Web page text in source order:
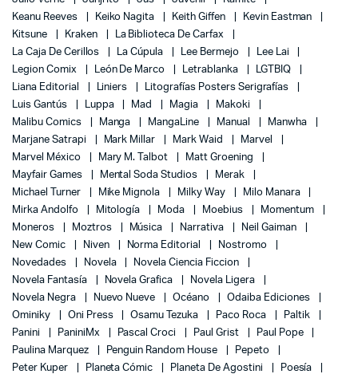
Keanu Reeves
Keiko Nagita Keith Giffen
Kevin Eastman
Kitsune
Kraken
La Biblioteca De Carfax
La Caja De Cerillos
La Cúpula Lee Bermejo
Lee Lai
Legion Comix
León De Marco Letrablanka
LGTBIQ
Liana Editorial
Liniers
Litografías Posters Serigrafías
Luis Gantús
Luppa Mad Magia
Makoki
Malibu Comics
Manga MangaLine Manual
Manwha
Marjane Satrapi
Mark Millar Mark Waid
Marvel
Marvel México
Mary M. Talbot
Matt Groening
Mayfair Games
Mental Soda Studios
Merak
Michael Turner
Mike Mignola Milky Way
Milo Manara
Mirka Andolfo
Mitología Moda Moebius
Momentum
Moneros
Moztros Música Narrativa
Neil Gaiman
New Comic
Niven Norma Editorial
Nostromo
Novedades
Novela
Novela Ciencia Ficcion
Novela Fantasía
Novela Grafica
Novela Ligera
Novela Negra
Nuevo Nueve Océano
Odaiba Ediciones
Ominiky
Oni Press Osamu Tezuka Paco Roca
Paltik
Panini
PaniniMx Pascal Croci Paul Grist
Paul Pope
Paulina Marquez
Penguin Random House
Pepeto
Peter Kuper
Planeta Cómic Planeta De Agostini
Poesía